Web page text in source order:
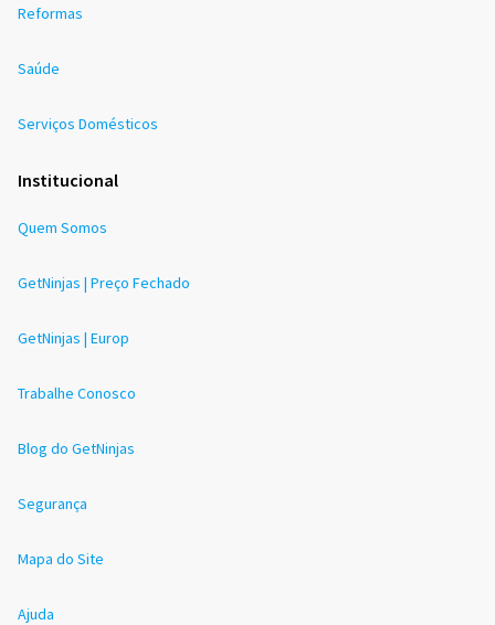
Reformas
Saúde
Serviços Domésticos
Institucional
Quem Somos
GetNinjas | Preço Fechado
GetNinjas | Europ
Trabalhe Conosco
Blog do GetNinjas
Segurança
Mapa do Site
Ajuda